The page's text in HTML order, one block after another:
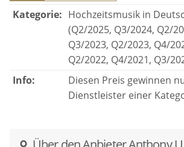
Über den Anbieter Anthony U
Anthony U
Herler Straße 25,
Deutschland
Auf traucheck
April, 2019